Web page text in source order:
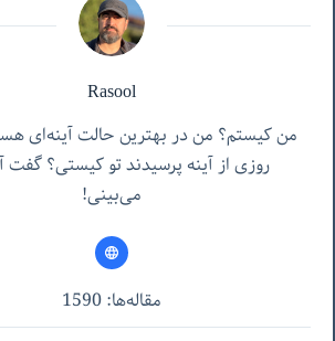
Rasool
من کیستم؟ من در بهترین حالت آینه‌ای
روزی از آینه پرسیدند تو کیستی؟ گفت
می‌بینی!
مقاله‌ها: 1590